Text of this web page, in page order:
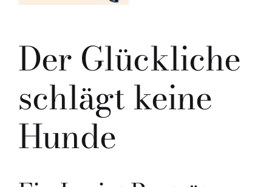
Der Glückliche
schlägt keine
Hunde